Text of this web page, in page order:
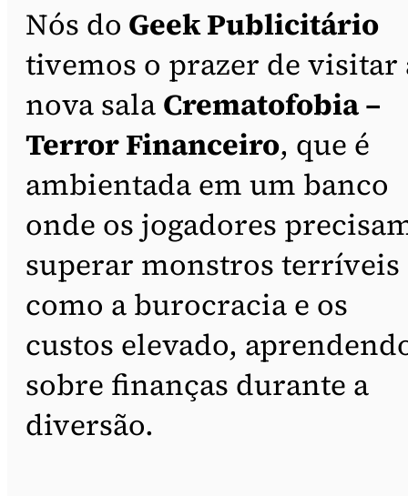
Nós do Geek Publicitário
tivemos o prazer de visitar
nova sala Crematofobia –
Terror Financeiro, que é
ambientada em um banco
onde os jogadores
superar monstros terríveis
como a burocracia e os
custos elevado,
sobre finanças durante a
diversão.